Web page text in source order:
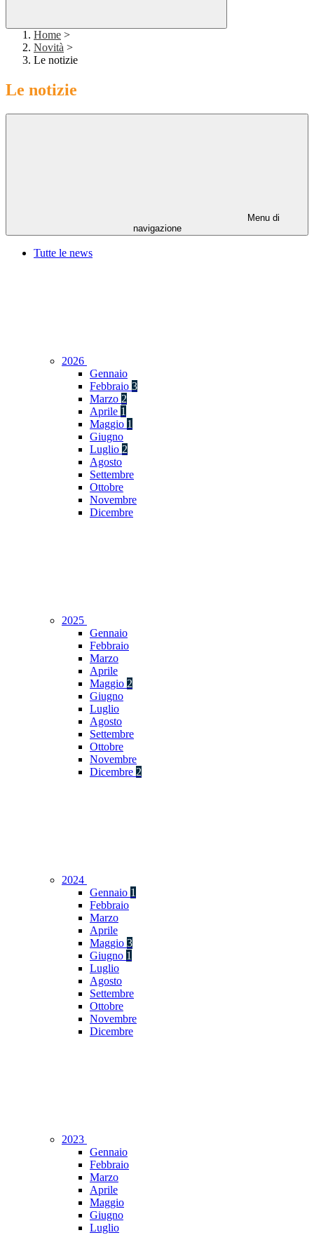
Home >
Novità >
Le notizie
Le notizie
Menu di
navigazione
Tutte le news
2026
Gennaio
Febbraio 3
Marzo 2
Aprile 1
Maggio 1
Giugno
Luglio 2
Agosto
Settembre
Ottobre
Novembre
Dicembre
2025
Gennaio
Febbraio
Marzo
Aprile
Maggio 2
Giugno
Luglio
Agosto
Settembre
Ottobre
Novembre
Dicembre 2
2024
Gennaio 1
Febbraio
Marzo
Aprile
Maggio 3
Giugno 1
Luglio
Agosto
Settembre
Ottobre
Novembre
Dicembre
2023
Gennaio
Febbraio
Marzo
Aprile
Maggio
Giugno
Luglio